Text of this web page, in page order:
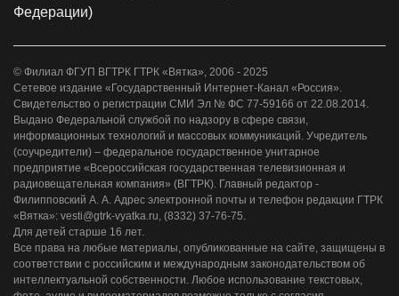
Федерации)
© Филиал ФГУП ВГТРК ГТРК «Вятка», 2006 - 2025
Сетевое издание «Государственный Интернет-Канал «Россия».
Свидетельство о регистрации СМИ Эл № ФС 77-59166 от 22.08.2014.
Выдано Федеральной службой по надзору в сфере связи,
информационных технологий и массовых коммуникаций. Учредитель
(соучредители) – федеральное государственное унитарное
предприятие «Всероссийская государственная телевизионная и
радиовещательная компания» (ВГТРК). Главный редактор -
Филипповский А. А. Адрес электронной почты и телефон редакции ГТРК
«Вятка»: vesti@gtrk-vyatka.ru, (8332) 37-76-75.
Для детей старше 16 лет.
Все права на любые материалы, опубликованные на сайте, защищены в
соответствии с российским и международным законодательством об
интеллектуальной собственности. Любое использование текстовых,